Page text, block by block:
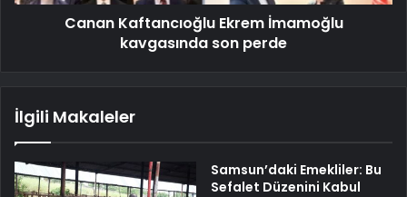
Canan Kaftancıoğlu Ekrem İmamoğlu
kavgasında son perde
İlgili Makaleler
Samsun’daki Emekliler: Bu
Sefalet Düzenini Kabul